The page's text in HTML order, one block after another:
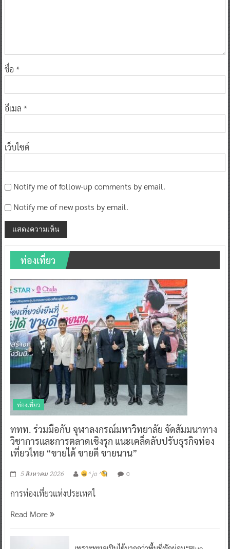
ชื่อ *
อีเมล *
เว็บไซต์
Notify me of follow-up comments by email.
Notify me of new posts by email.
ท่องเที่ยว
ท่องเที่ยว
ททท. ร่วมมือกับ จุฬาลงกรณ์มหาวิทยาลัย จัดสัมมนาทาง
วิชาการและการตลาดเชิงรุก แนะเคล็ดลับปรับธุรกิจท่อง
เที่ยวไทย “ขายได้ ขายดี ขายนาน”
5 สิงหาคม 2026 ^ jo ^ 0
การท่องเที่ยวแห่งประเทศไ
Read More